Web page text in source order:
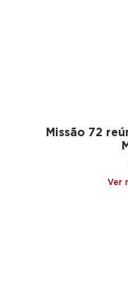
Missão 72
Ver